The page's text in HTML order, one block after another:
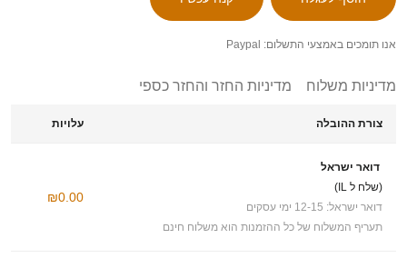
אנו תומכים באמצעי התשלום: Paypal
מדיניות משלוח מדיניות החזר והחזר כספי
צורת ההובלה עלויות
דואר ישראל
(שלח ל IL)
דואר ישראל: 12-15 ימי עסקים
תעריף המשלוח של כל ההזמנות הוא משלוח חינם
₪0.00